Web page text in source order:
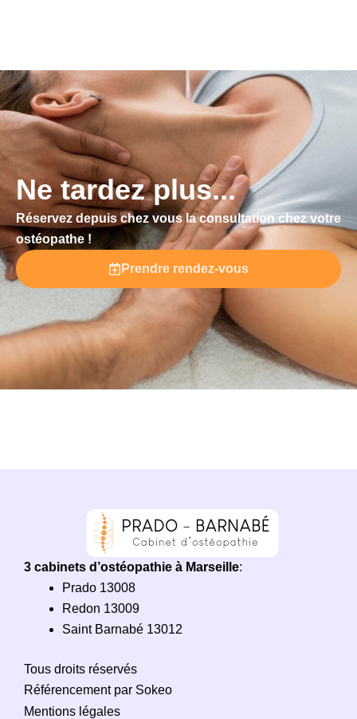
Ne tardez plus...
Réservez depuis chez vous la consultation chez votre
ostéopathe !
Prendre rendez-vous
3 cabinets d’ostéopathie à Marseille:
Prado 13008
Redon 13009
Saint Barnabé 13012
Tous droits réservés
Référencement par Sokeo
Mentions légales